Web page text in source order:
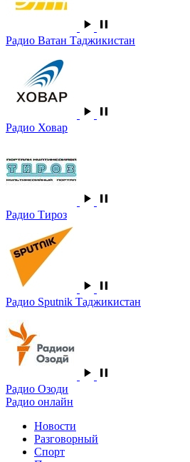
Радио Ватан Таджикистан
Радио Ховар
Радио Тироз
Радио Sputnik Таджикистан
Радио Озоди
Радио онлайн
Новости
Разговорный
Спорт